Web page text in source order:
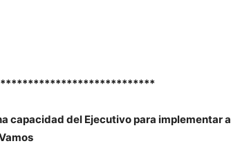
capacidad del Ejecutivo para implementar